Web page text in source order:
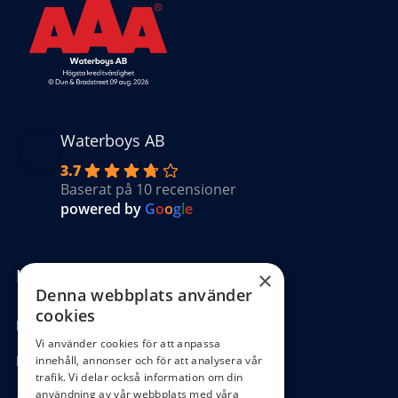
Waterboys AB
3.7
Baserat på 10 recensioner
powered by Google
Kundinformation
Köpvillkor
Hantering GDPR
×
Denna webbplats använder
cookies
Vi använder cookies för att anpassa
innehåll, annonser och för att analysera vår
trafik. Vi delar också information om din
användning av vår webbplats med våra